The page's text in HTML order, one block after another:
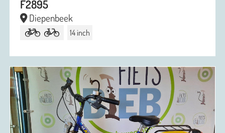
F2895
Diepenbeek
14 inch